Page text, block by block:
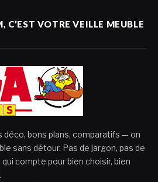
C’EST VOTRE VEILLE MEUBLE
bons plans, comparatifs — on
sans détour. Pas de jargon, pas de
compte pour bien choisir, bien